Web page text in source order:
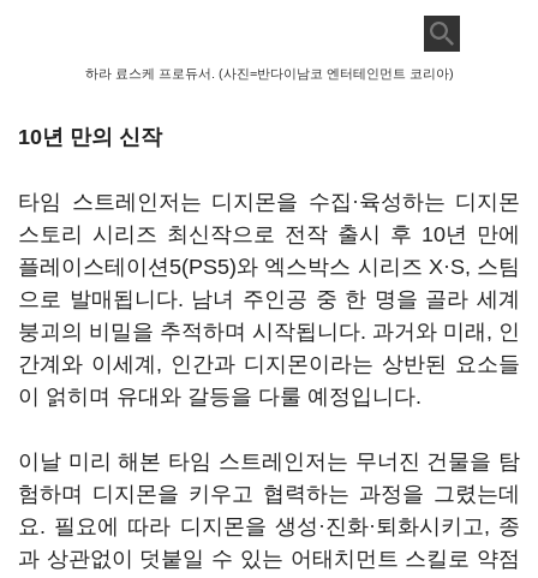
하라 료스케 프로듀서. (사진=반다이남코 엔터테인먼트 코리아)
10년 만의 신작
타임 스트레인저는 디지몬을 수집·육성하는 디지몬
스토리 시리즈 최신작으로 전작 출시 후 10년 만에
플레이스테이션5(PS5)와 엑스박스 시리즈 X·S, 스팀
으로 발매됩니다. 남녀 주인공 중 한 명을 골라 세계
붕괴의 비밀을 추적하며 시작됩니다. 과거와 미래, 인
간계와 이세계, 인간과 디지몬이라는 상반된 요소들
이 얽히며 유대와 갈등을 다룰 예정입니다.
이날 미리 해본 타임 스트레인저는 무너진 건물을 탐
험하며 디지몬을 키우고 협력하는 과정을 그렸는데
요. 필요에 따라 디지몬을 생성·진화·퇴화시키고, 종
과 상관없이 덧붙일 수 있는 어태치먼트 스킬로 약점